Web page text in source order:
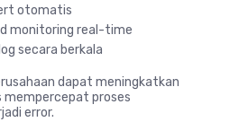
otomatis
monitoring real-time
secara berkala
dapat meningkatkan
mempercepat proses
error.